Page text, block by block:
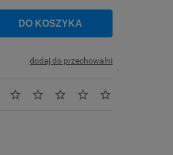
DO KOSZYKA
dodaj do przechowalni